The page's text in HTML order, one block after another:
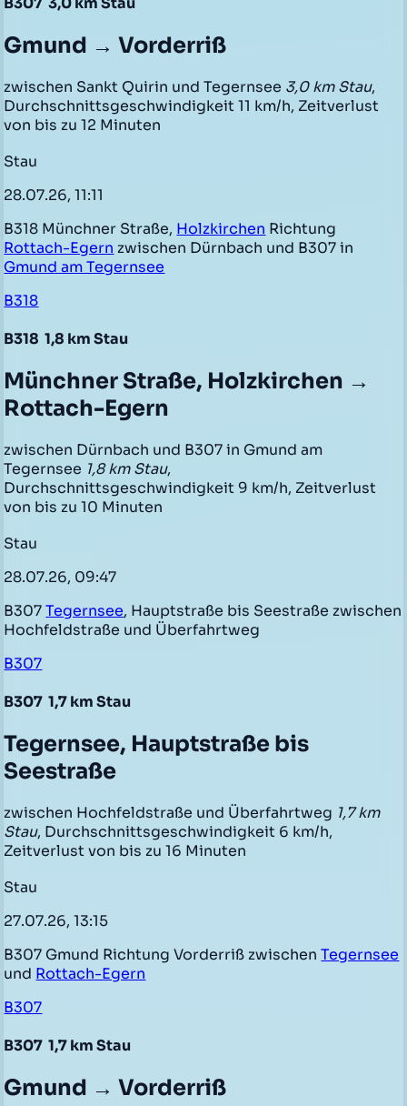
Gmund → Vorderriß
zwischen Sankt Quirin und Tegernsee 3,0 km Stau,
Durchschnittsgeschwindigkeit 11 km/h, Zeitverlust
von bis zu 12 Minuten
Stau
28.07.26, 11:11
B318 Münchner Straße, Holzkirchen Richtung
Rottach-Egern zwischen Dürnbach und B307 in
Gmund am Tegernsee
B318
B318 1,8 km Stau
Münchner Straße, Holzkirchen →
Rottach-Egern
zwischen Dürnbach und B307 in Gmund am
Tegernsee 1,8 km Stau,
Durchschnittsgeschwindigkeit 9 km/h, Zeitverlust
von bis zu 10 Minuten
Stau
28.07.26, 09:47
B307Tegernsee, Hauptstraße bis Seestraße zwischen
Hochfeldstraße und Überfahrtweg
B307
B307 1,7 km Stau
Tegernsee, Hauptstraße bis
Seestraße
zwischen Hochfeldstraße und Überfahrtweg 1,7 km
Stau, Durchschnittsgeschwindigkeit 6 km/h,
Zeitverlust von bis zu 16 Minuten
Stau
27.07.26, 13:15
B307 Gmund Richtung Vorderriß zwischenTegernsee
und Rottach-Egern
B307
B307 1,7 km Stau
Gmund → Vorderriß